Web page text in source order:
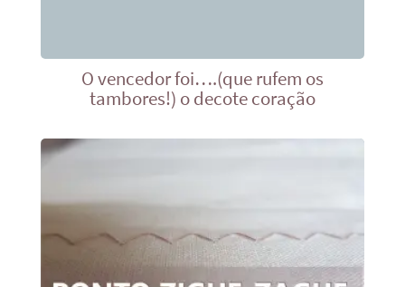
O vencedor foi….(que rufem os
tambores!) o decote coração